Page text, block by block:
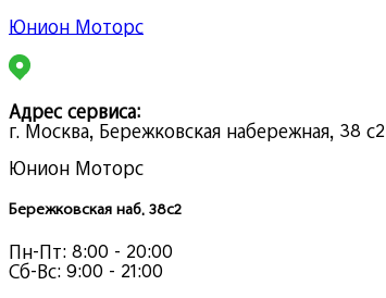
Юнион Моторс
Адрес сервиса:
г. Москва, Бережковская набережная, 38 с2
Юнион Моторс
Бережковская наб. 38с2
Пн-Пт: 8:00 - 20:00
Сб-Вс: 9:00 - 21:00